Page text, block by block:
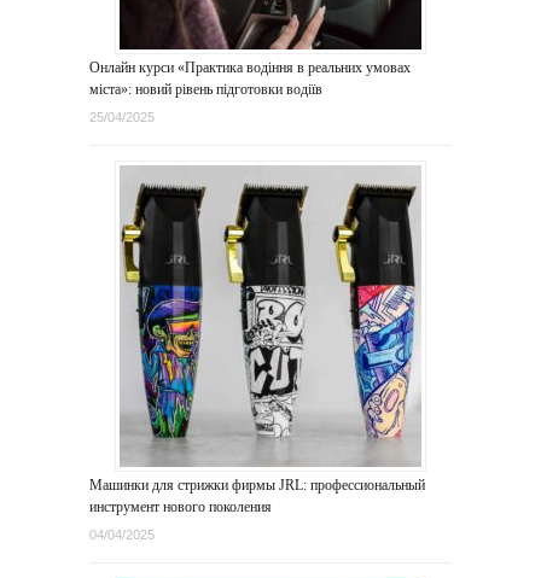
Онлайн курси «Практика водіння в реальних умовах
міста»: новий рівень підготовки водіїв
25/04/2025
Машинки для стрижки фирмы JRL: профессиональный
инструмент нового поколения
04/04/2025